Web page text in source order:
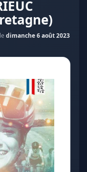
dimanche 6 août 2023